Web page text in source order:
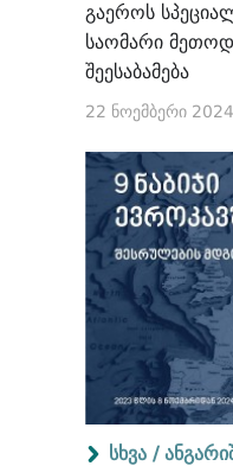
გაეროს
საომარი
შეესაბამება
22 ნოემბერი 2024
სხვა /